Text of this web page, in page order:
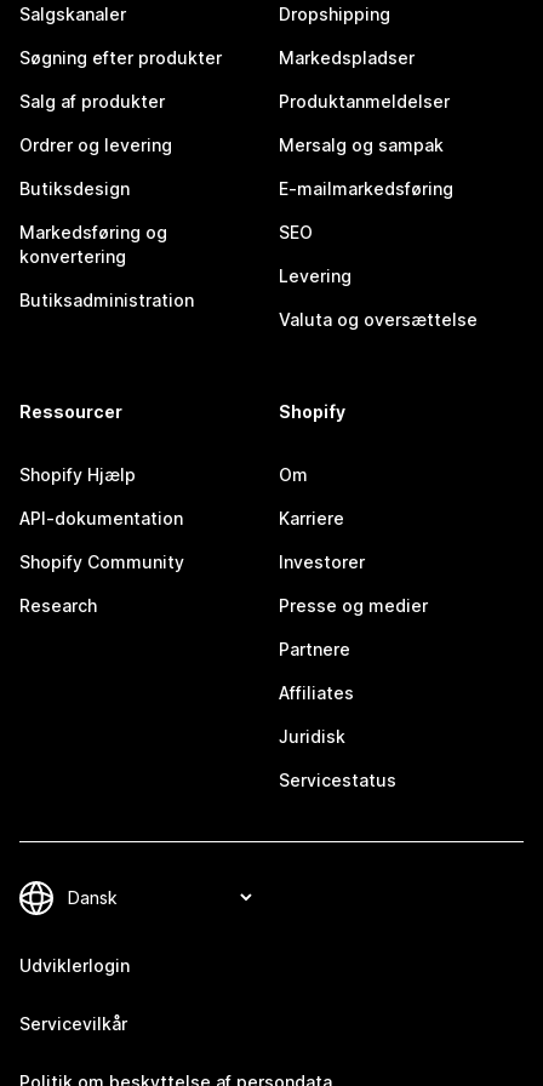
Salgskanaler
Søgning efter produkter
Salg af produkter
Ordrer og levering
Butiksdesign
Markedsføring og
konvertering
Butiksadministration
Dropshipping
Markedspladser
Produktanmeldelser
Mersalg og sampak
E-mailmarkedsføring
SEO
Levering
Valuta og oversættelse
Ressourcer
Shopify Hjælp
API-dokumentation
Shopify Community
Research
Shopify
Om
Karriere
Investorer
Presse og medier
Partnere
Affiliates
Juridisk
Servicestatus
Udviklerlogin
Servicevilkår